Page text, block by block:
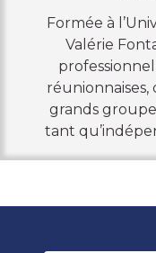
Formée à
Valérie
réunionnaises,
grands
tant